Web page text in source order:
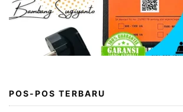
POS-POS TERBARU